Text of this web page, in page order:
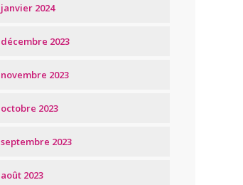
janvier 2024
décembre 2023
novembre 2023
octobre 2023
septembre 2023
août 2023